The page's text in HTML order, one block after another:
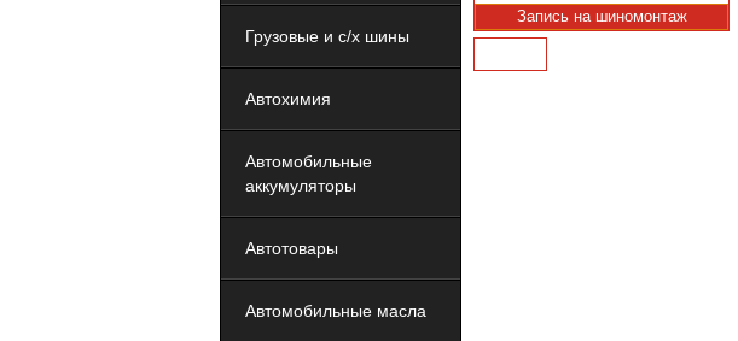
Грузовые и с/х шины
Автохимия
Автомобильные
аккумуляторы
Автотовары
Автомобильные масла
Запись на шиномонтаж